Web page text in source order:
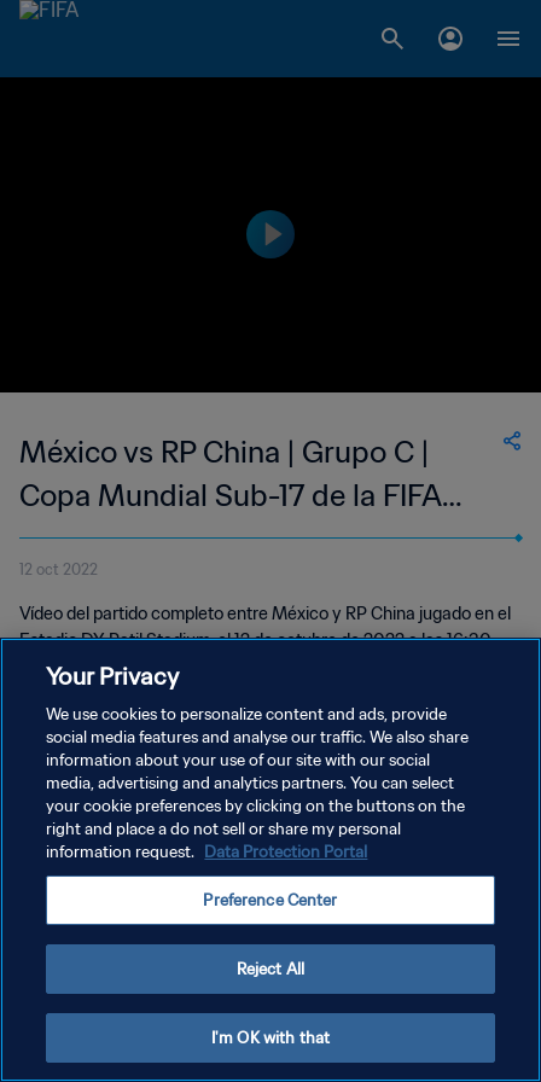
México vs RP China | Grupo C |
Copa Mundial Sub-17 de la FIFA
India 2022™ | Partido Completo
12 oct 2022
Vídeo del partido completo entre México y RP China jugado en el
Estadio DY Patil Stadium, el 12 de octubre de 2022 a las 16:30
(hora local).
POLÍTICA DE PRIVACIDAD
TÉRMINOS DE SERVICIO
AJUSTAR LA CONFIGURACIÓN DE LAS COOKIES
Your Privacy
We use cookies to personalize content and ads, provide
social media features and analyse our traffic. We also share
information about your use of our site with our social
media, advertising and analytics partners. You can select
your cookie preferences by clicking on the buttons on the
right and place a do not sell or share my personal
information request. Data Protection Portal
Preference Center
Reject All
I'm OK with that